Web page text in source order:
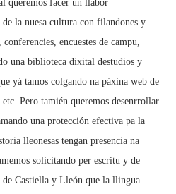
queremos facer un llabor
la nuesa cultura con filandones y
encuestes de campu,
una biblioteca dixital destudios y
yá tamos colgando na páxina web de
Pero tamién queremos desenrrollar
una protección efectiva pa la
lleonesas tengan presencia na
solicitando per escritu y de
Castiella y Lleón que la llingua